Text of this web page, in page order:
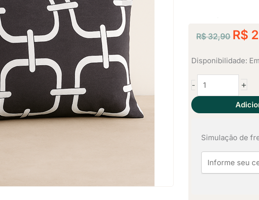
R$32,90
O
original
era:
R$
R$
Disponibilidade:
-
2
Fronha
Avulsa
100%
Cosenza
quantidade
+
Simulação de